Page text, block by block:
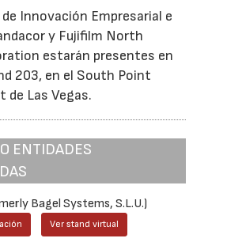
Innovación Empresarial e
y Fujifilm North
estarán presentes en
203, en el South Point
de Las Vegas.
ENTIDADES
Bagel Systems, S.L.U.)
Ver stand virtual